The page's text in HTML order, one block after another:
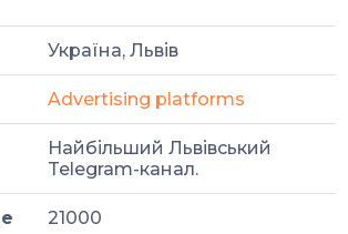
Україна, Львів
Advertising platforms
Найбільший Львівський
Telegram-канал.
21000